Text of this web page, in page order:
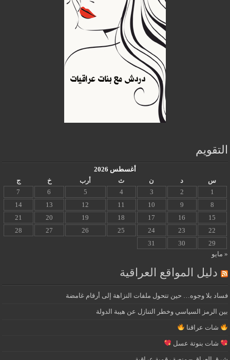
التقويم
أغسطس 2026
س
د ن ث أرب خ
ج
1
2
3
4
5
6
7
8
9
10
11
12
13
14
15
16
17
18
19
20
21
22
23
24
25
26
27
28
29
30
31
« مايو
دليل المواقع العراقية
فساد بلا وجوه… حين تتحول ملفات النزاهة إلى أرقام غامضة
بين الرمز السياسي وخطر التنازل عن هيبة الدولة
شات عراقنا
شات بنوتة عسل